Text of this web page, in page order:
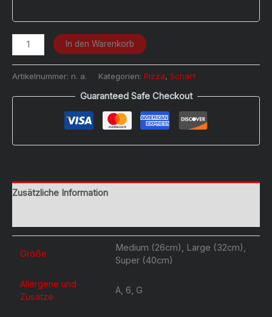
American
Hot
Menge
In den Warenkorb
Artikelnummer: n. a. Kategorien: Pizza, Scharf
Guaranteed Safe Checkout
Zusätzliche Information
Größe
Medium (26cm), Large (32cm),
Super (40cm)
Allergene und
Zusätze
A, 6, G